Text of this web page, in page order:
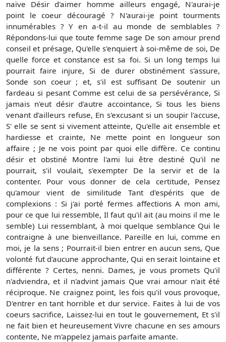
naïve Désir d'aimer homme ailleurs engagé, N'aurai-je
point le coeur découragé ? N'aurai-je point tourments
innumérables ? Y en a-t-il au monde de semblables ?
Répondons-lui que toute femme sage De son amour prend
conseil et présage, Qu'elle s'enquiert à soi-même de soi, De
quelle force et constance est sa foi. Si un long temps lui
pourrait faire injure, Si de durer obstinément s'assure,
Sonde son coeur ; et, s'il est suffisant De soutenir un
fardeau si pesant Comme est celui de sa persévérance, Si
jamais n'eut désir d'autre accointance, Si tous les biens
venant d'ailleurs refuse, En s'excusant si un soupir l'accuse,
S' elle se sent si vivement atteinte, Qu'elle ait ensemble et
hardiesse et crainte, Ne mette point en longueur son
affaire ; Je ne vois point par quoi elle diffère. Ce continu
désir et obstiné Montre l'ami lui être destiné Qu'il ne
pourrait, s'il voulait, s'exempter De la servir et de la
contenter. Pour vous donner de cela certitude, Pensez
qu'amour vient de similitude Tant d'espérits que de
complexions : Si j'ai porté fermes affections A mon ami,
pour ce que lui ressemble, Il faut qu'il ait (au moins il me le
semble) Lui ressemblant, à moi quelque semblance Qui le
contraigne à une bienveillance. Pareille en lui, comme en
moi, je la sens ; Pourrait-il bien entrer en aucun sens, Que
volonté fut d'aucune approchante, Qui en serait lointaine et
différente ? Certes, nenni. Dames, je vous promets Qu'il
n'adviendra, et il n'advint jamais Que vrai amour n'ait été
réciproque. Ne craignez point, les fois qu'il vous provoque,
D'entrer en tant horrible et dur service. Faites à lui de vos
coeurs sacrifice, Laissez-lui en tout le gouvernement, Et s'il
ne fait bien et heureusement Vivre chacune en ses amours
contente, Ne m'appelez jamais parfaite amante.